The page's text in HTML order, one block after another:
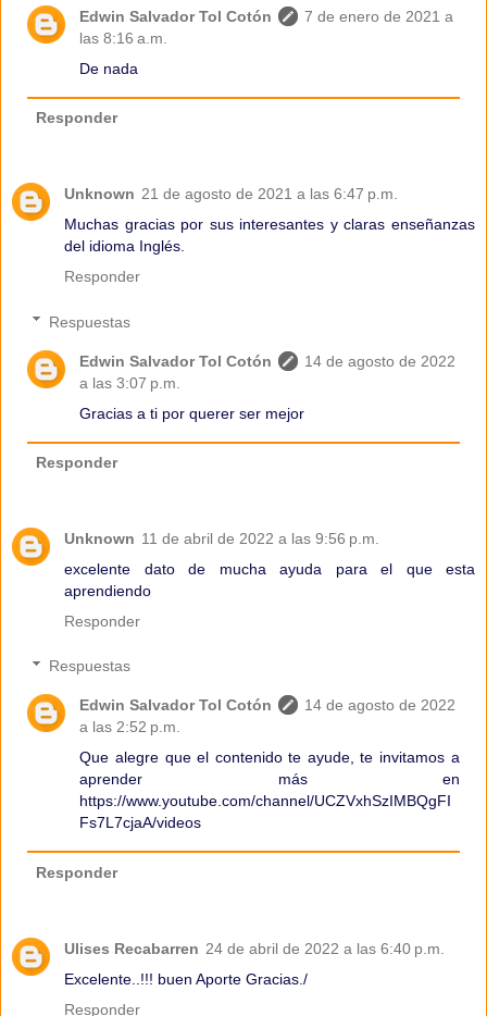
Edwin Salvador Tol Cotón
7 de enero de 2021 a
las 8:16 a.m.
De nada
Responder
Unknown 21 de agosto de 2021 a las 6:47 p.m.
Muchas gracias por sus interesantes y claras enseñanzas
del idioma Inglés.
Responder
Respuestas
Edwin Salvador Tol Cotón
14 de agosto de 2022
a las 3:07 p.m.
Gracias a ti por querer ser mejor
Responder
Unknown 11 de abril de 2022 a las 9:56 p.m.
excelente dato de mucha ayuda para el que esta
aprendiendo
Responder
Respuestas
Edwin Salvador Tol Cotón
14 de agosto de 2022
a las 2:52 p.m.
Que alegre que el contenido te ayude, te invitamos a
aprender más en
https://www.youtube.com/channel/UCZVxhSzIMBQgFI
Fs7L7cjaA/videos
Responder
Ulises Recabarren 24 de abril de 2022 a las 6:40 p.m.
Excelente..!!! buen Aporte Gracias./
Responder